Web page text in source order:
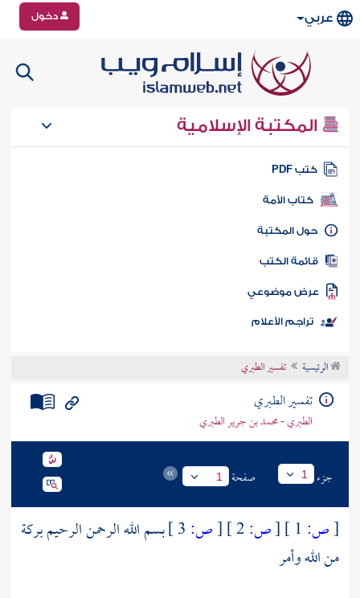
عربي دخول
المكتبة الإسلامية
كتب PDF
كتاب الأمة
المكتبة
الكتب
موضوعي
تراجم الأعلام
الرئيسية تفسير الطبري
تفسير الطبري
الطبري - محمد بن جرير الطبري
جزء 1 صفحة 1
[ص: [ص: [ص:
بسم الله الرحمن الرحيم بركة
من الله وأمر